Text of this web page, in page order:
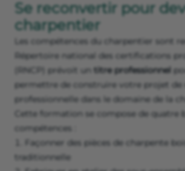
Se reconvertir pour
charpentier
Les compétences du charpentier sont
Répertoire national des certifications
(RNCP) prévoit un titre professionnel
permettre de construire votre projet de
professionnelle dans le domaine de la
Cette formation se compose de quatre
compétences :
Façonner des pièces de charpente
traditionnelle